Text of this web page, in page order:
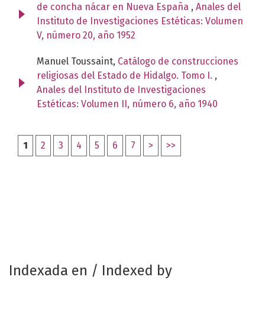
de concha nácar en Nueva España , Anales del
Instituto de Investigaciones Estéticas: Volumen
V, número 20, año 1952
Manuel Toussaint, Catálogo de construcciones
religiosas del Estado de Hidalgo. Tomo I. ,
Anales del Instituto de Investigaciones
Estéticas: Volumen II, número 6, año 1940
1 2 3 4 5 6 7 > >>
Indexada en / Indexed by